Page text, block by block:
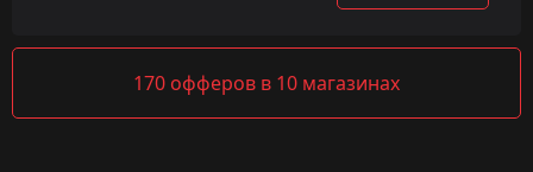
170 офферов в 10 магазинах